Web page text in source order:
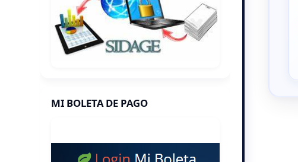
MI BOLETA DE PAGO